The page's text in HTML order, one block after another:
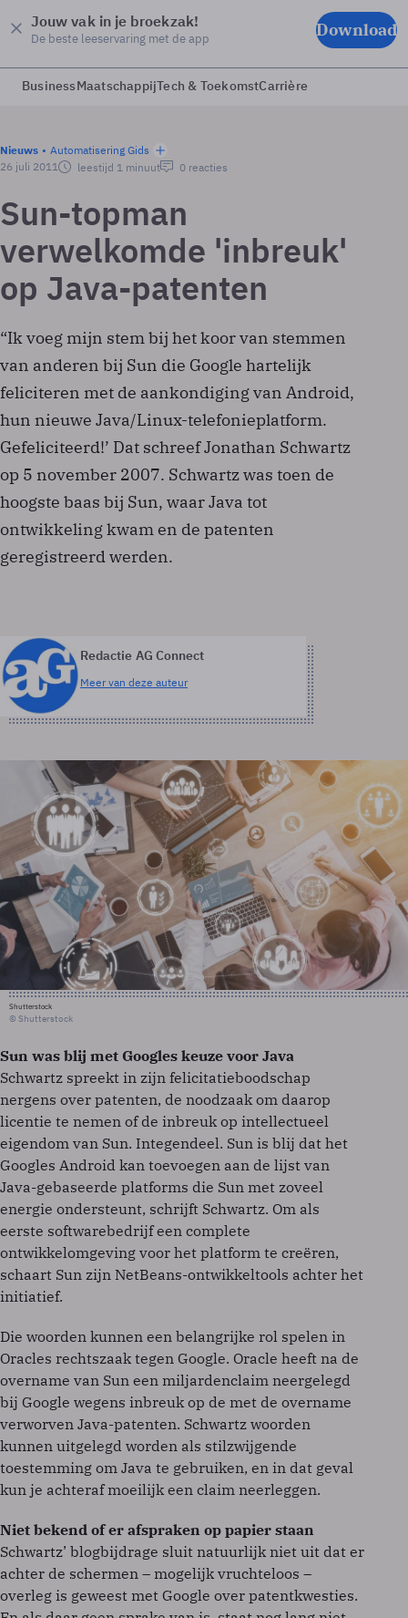
Jouw vak in je broekzak!
De beste leeservaring met de app Download
BusinessMaatschappijTech & ToekomstCarrière
Nieuws
Automatisering Gids
26 juli 2011
leestijd 1 minuut 0 reacties
Sun-topman
verwelkomde 'inbreuk'
op Java-patenten
“Ik voeg mijn stem bij het koor van stemmen
van anderen bij Sun die Google hartelijk
feliciteren met de aankondiging van Android,
hun nieuwe Java/Linux-telefonieplatform.
Gefeliciteerd!’ Dat schreef Jonathan Schwartz
op 5 november 2007. Schwartz was toen de
hoogste baas bij Sun, waar Java tot
ontwikkeling kwam en de patenten
geregistreerd werden.
Redactie AG Connect
Meer van deze auteur
Shutterstock
© Shutterstock
Sun was blij met Googles keuze voor Java
Schwartz spreekt in zijn felicitatieboodschap
nergens over patenten, de noodzaak om daarop
licentie te nemen of de inbreuk op intellectueel
eigendom van Sun. Integendeel. Sun is blij dat het
Googles Android kan toevoegen aan de lijst van
Java-gebaseerde platforms die Sun met zoveel
energie ondersteunt, schrijft Schwartz. Om als
eerste softwarebedrijf een complete
ontwikkelomgeving voor het platform te creëren,
schaart Sun zijn NetBeans-ontwikkeltools achter het
initiatief.
Die woorden kunnen een belangrijke rol spelen in
Oracles rechtszaak tegen Google. Oracle heeft na de
overname van Sun een miljardenclaim neergelegd
bij Google wegens inbreuk op de met de overname
verworven Java-patenten. Schwartz woorden
kunnen uitgelegd worden als stilzwijgende
toestemming om Java te gebruiken, en in dat geval
kun je achteraf moeilijk een claim neerleggen.
Niet bekend of er afspraken op papier staan
Schwartz’ blogbijdrage sluit natuurlijk niet uit dat er
achter de schermen – mogelijk vruchteloos –
overleg is geweest met Google over patentkwesties.